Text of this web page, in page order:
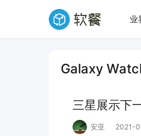
业
Galaxy
三星展示下
安亚 2021-